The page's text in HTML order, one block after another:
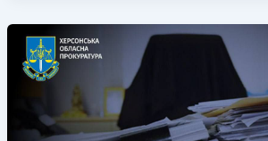
відправили
в
окупаційну
армію,
готують
наступних